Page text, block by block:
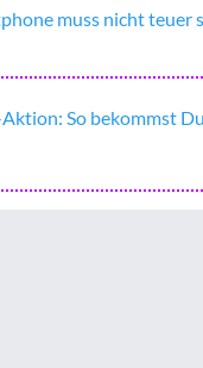
muss nicht teuer
So bekommst